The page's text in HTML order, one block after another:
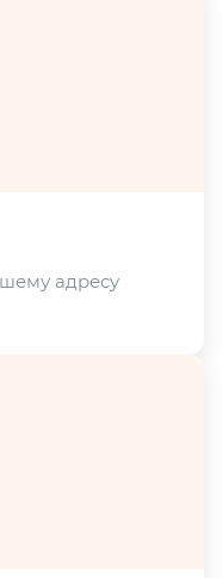
адресу